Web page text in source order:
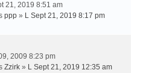
21, 2019 8:51 am
ppp » L Sept 21, 2019 8:17 pm
2009 8:23 pm
Zzirk » L Sept 21, 2019 12:35 am